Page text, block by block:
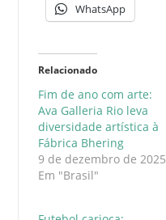
WhatsApp
Relacionado
Fim de ano com arte:
Ava Galleria Rio leva
diversidade artística à
Fábrica Bhering
9 de dezembro de 2025
Em "Brasil"